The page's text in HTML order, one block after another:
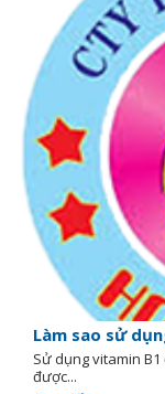
Làm sao sử
Sử dụng vitamin
được...